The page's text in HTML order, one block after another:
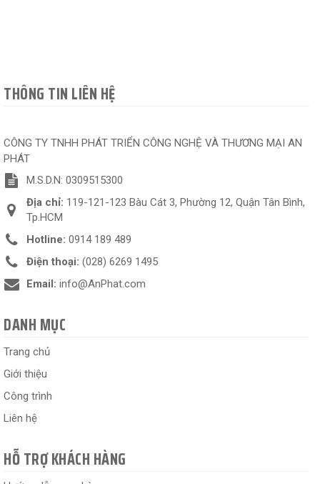
THÔNG TIN LIÊN HỆ
CÔNG TY TNHH PHÁT TRIỂN CÔNG NGHỆ VÀ THƯƠNG MẠI AN
PHÁT
M.S.D.N: 0309515300
Địa chỉ: 119-121-123 Bàu Cát 3, Phường 12, Quận Tân Bình,
Tp.HCM
Hotline: 0914 189 489
Điện thoại: (028) 6269 1495
Email: info@AnPhat.com
DANH MỤC
Trang chủ
Giới thiệu
Công trình
Liên hệ
HỖ TRỢ KHÁCH HÀNG